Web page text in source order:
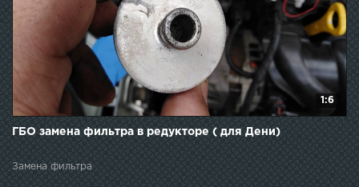
1:6
ГБО замена фильтра в редукторе ( для Дени)
Замена фильтра